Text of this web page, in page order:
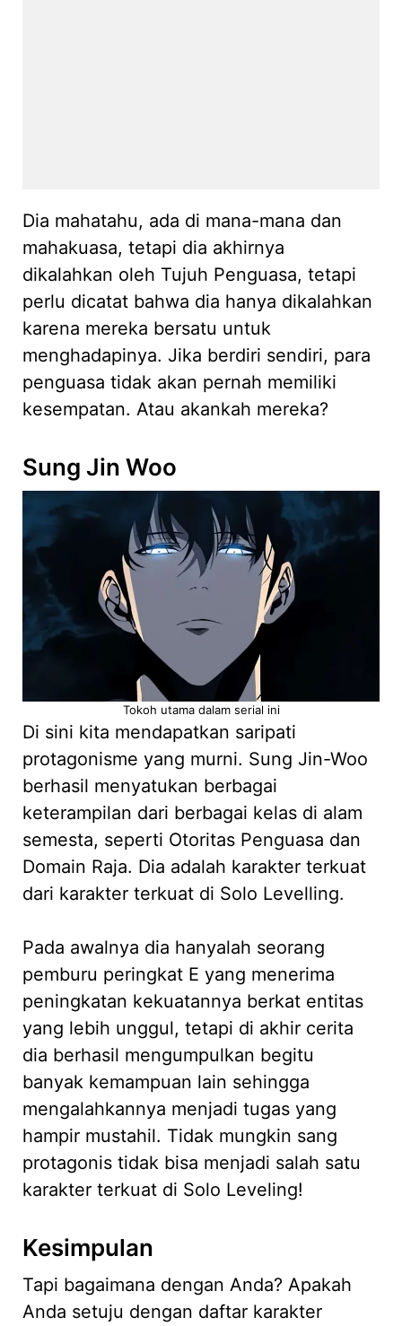
Dia mahatahu, ada di mana-mana dan
mahakuasa, tetapi dia akhirnya
dikalahkan oleh Tujuh Penguasa, tetapi
perlu dicatat bahwa dia hanya dikalahkan
karena mereka bersatu untuk
menghadapinya. Jika berdiri sendiri, para
penguasa tidak akan pernah memiliki
kesempatan. Atau akankah mereka?
Sung Jin Woo
Tokoh utama dalam serial ini
Di sini kita mendapatkan saripati
protagonisme yang murni. Sung Jin-Woo
berhasil menyatukan berbagai
keterampilan dari berbagai kelas di alam
semesta, seperti Otoritas Penguasa dan
Domain Raja. Dia adalah karakter terkuat
dari karakter terkuat di Solo Levelling.
Pada awalnya dia hanyalah seorang
pemburu peringkat E yang menerima
peningkatan kekuatannya berkat entitas
yang lebih unggul, tetapi di akhir cerita
dia berhasil mengumpulkan begitu
banyak kemampuan lain sehingga
mengalahkannya menjadi tugas yang
hampir mustahil. Tidak mungkin sang
protagonis tidak bisa menjadi salah satu
karakter terkuat di Solo Leveling!
Kesimpulan
Tapi bagaimana dengan Anda? Apakah
Anda setuju dengan daftar karakter